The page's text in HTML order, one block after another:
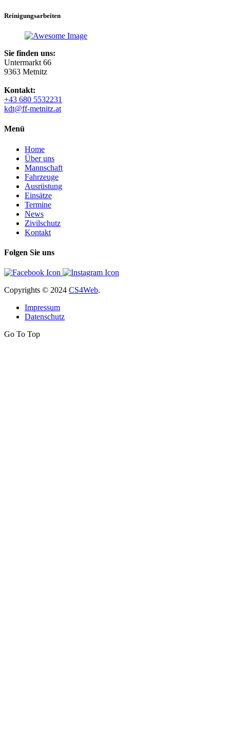
Reinigungsarbeiten
Sie finden uns:
Untermarkt 66
9363 Metnitz
Kontakt:
+43 680 5532231
kdt@ff-metnitz.at
Menü
Home
Über uns
Mannschaft
Fahrzeuge
Ausrüstung
Einsätze
Termine
News
Zivilschutz
Kontakt
Folgen Sie uns
Copyrights © 2024 CS4Web.
Impressum
Datenschutz
Go To Top